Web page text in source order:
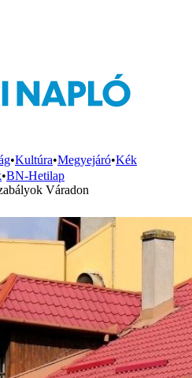
•Kultúra•Megyejáró•Kék
•BN-Hetilap
Váradon